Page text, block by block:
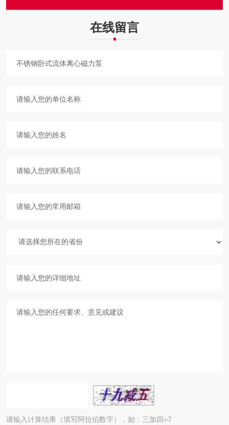
在线留言
请输入计算结果（填写阿拉伯数字），如：三加四=7